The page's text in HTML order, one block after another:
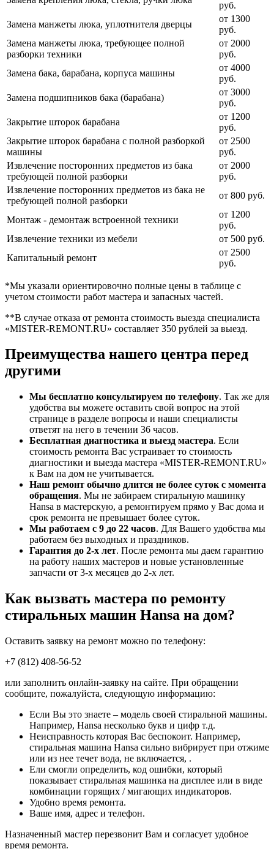
руб.
Замена манжеты люка, уплотнителя дверцы
от 1300
руб.
Замена манжеты люка, требующее полной
разборки техники
от 2000
руб.
Замена бака, барабана, корпуса машины
от 4000
руб.
Замена подшипников бака (барабана)
от 3000
руб.
Закрытие шторок барабана
от 1200
руб.
Закрытие шторок барабана с полной разборкой
машины
от 2500
руб.
Извлечение посторонних предметов из бака
требующей полной разборки
от 2000
руб.
Извлечение посторонних предметов из бака не
требующей полной разборки
от 800 руб.
Монтаж - демонтаж встроенной техники
от 1200
руб.
Извлечение техники из мебели
от 500 руб.
Капитальный ремонт
от 2500
руб.
*Мы указали ориентировочно полные цены в таблице с
учетом стоимости работ мастера и запасных частей.
**В случае отказа от ремонта стоимость выезда специалиста
«MISTER-REMONT.RU» составляет 350 рублей за выезд.
Преимущества нашего центра перед
другими
Мы бесплатно консультируем по телефону. Так же для
удобства вы можете оставить свой вопрос на этой
странице в разделе вопросы и наши специалисты
ответят на него в течении 36 часов.
Бесплатная диагностика и выезд мастера. Если
стоимость ремонта Вас устраивает то стоимость
диагностики и выезда мастера «MISTER-REMONT.RU»
к Вам на дом не учитывается.
Наш ремонт обычно длится не более суток с момента
обращения. Мы не забираем стиральную машинку
Hansa в мастерскую, а ремонтируем прямо у Вас дома и
срок ремонта не превышает более суток.
Мы работаем с 9 до 22 часов. Для Вашего удобства мы
работаем без выходных и праздников.
Гарантия до 2-х лет. После ремонта мы даем гарантию
на работу наших мастеров и новые установленные
запчасти от 3-х месяцев до 2-х лет.
Как вызвать мастера по ремонту
стиральных машин Hansa на дом?
Оставить заявку на ремонт можно по телефону:
+7 (812) 408-56-52
или заполнить онлайн-заявку на сайте. При обращении
сообщите, пожалуйста, следующую информацию:
Если Вы это знаете – модель своей стиральной машины.
Например, Hansa несколько букв и цифр т.д.
Неисправность которая Вас беспокоит. Например,
стиральная машина Hansa сильно вибрирует при отжиме
или из нее течет вода, не включается, .
Ели смогли определить, код ошибки, который
показывает стиральная машинка на дисплее или в виде
комбинации горящих / мигающих индикаторов.
Удобно время ремонта.
Ваше имя, адрес и телефон.
Назначенный мастер перезвонит Вам и согласует удобное
время ремонта.